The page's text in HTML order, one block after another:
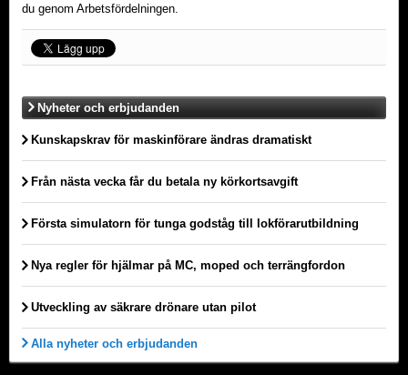
du genom Arbetsfördelningen.
Nyheter och erbjudanden
Kunskapskrav för maskinförare ändras dramatiskt
Från nästa vecka får du betala ny körkortsavgift
Första simulatorn för tunga godståg till lokförarutbildning
Nya regler för hjälmar på MC, moped och terrängfordon
Utveckling av säkrare drönare utan pilot
Alla nyheter och erbjudanden